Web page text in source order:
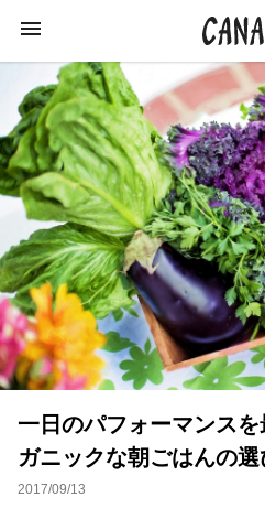
キーワ
カルチャー ライフス
健康 スキルアップ
エンターテインメント
トレーニング スポーツ
ライフハック 特集
一日のパフォーマンス
ガニックな朝ごはんの選
2017/09/13